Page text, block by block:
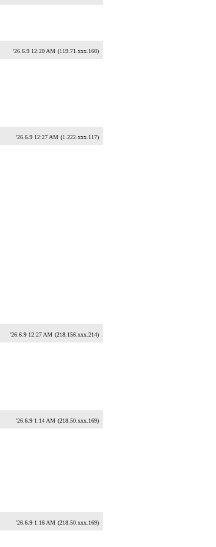
'26.6.9 12:20 AM (119.71.xxx.160)
'26.6.9 12:27 AM (1.222.xxx.117)
'26.6.9 12:27 AM (218.156.xxx.214)
'26.6.9 1:14 AM (218.50.xxx.169)
'26.6.9 1:16 AM (218.50.xxx.169)